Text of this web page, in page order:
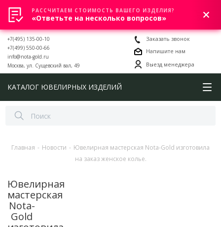
0
+7(495) 135-00-10
+7(499) 550-00-66
info@nota-gold.ru
Москва, ул. Сущевский вал, 49
Заказать звонок
Напишите нам
Выезд менеджера
КАТАЛОГ ЮВЕЛИРНЫХ ИЗДЕЛИЙ
Главная - Новости - Ювелирная мастерская Nota-Gold изготовила
на заказ женское колье.
Ювелирная
мастерская
Nota-
Gold
РАССЧИТАЕМ СТОИМОСТЬ ВАШЕГО ИЗДЕЛИЯ?
«Ответьте на несколько вопросов»